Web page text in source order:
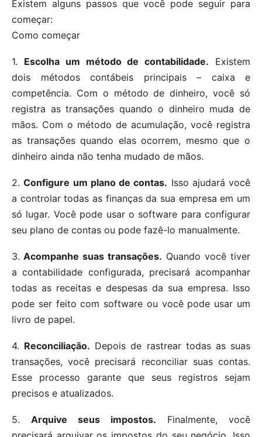
Existem alguns passos que você pode seguir para
começar:
Como começar
1. Escolha um método de contabilidade. Existem
dois métodos contábeis principais – caixa e
competência. Com o método de dinheiro, você só
registra as transações quando o dinheiro muda de
mãos. Com o método de acumulação, você registra
as transações quando elas ocorrem, mesmo que o
dinheiro ainda não tenha mudado de mãos.
2.Configure um plano de contas. Isso ajudará você
a controlar todas as finanças da sua empresa em um
só lugar. Você pode usar o software para configurar
seu plano de contas ou pode fazê-lo manualmente.
3. Acompanhe suas transações. Quando você tiver
a contabilidade configurada, precisará acompanhar
todas as receitas e despesas da sua empresa. Isso
pode ser feito com software ou você pode usar um
livro de papel.
4. Reconciliação. Depois de rastrear todas as suas
transações, você precisará reconciliar suas contas.
Esse processo garante que seus registros sejam
precisos e atualizados.
5. Arquive seus impostos. Finalmente, você